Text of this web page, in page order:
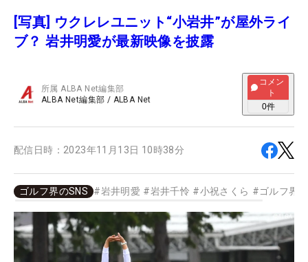
[写真] ウクレレユニット“小岩井”が屋外ライ
ブ？ 岩井明愛が最新映像を披露
所属ALBA Net編集部
ALBA Net編集部 / ALBA Net
コメン
ト
0件
配信日時： 2023年11月13日 10時38分
ゴルフ界のSNS #岩井明愛 #岩井千怜 #小祝さくら #ゴルフ界